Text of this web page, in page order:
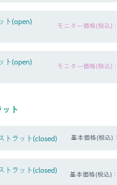
ト(open)
モニター価格(税込)：
ト(open)
モニター価格(税込)：
ト
トラット(closed) 基本価格(税込)：
トラット(closed)
基本価格(税込)：